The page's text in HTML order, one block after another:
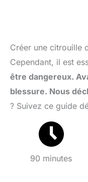
Créer une citrouille
Cependant, il est
être dangereux.
blessure. Nous
? Suivez ce guide
90 minutes